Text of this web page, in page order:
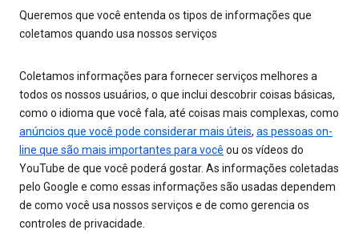
Queremos que você entenda os tipos de informações que
coletamos quando usa nossos serviços
Coletamos informações para fornecer serviços melhores a
todos os nossos usuários, o que inclui descobrir coisas básicas,
como o idioma que você fala, até coisas mais complexas, como
anúncios que você pode considerar mais úteis, as pessoas on-
line que são mais importantes para você ou os vídeos do
YouTube de que você poderá gostar. As informações coletadas
pelo Google e como essas informações são usadas dependem
de como você usa nossos serviços e de como gerencia os
controles de privacidade.